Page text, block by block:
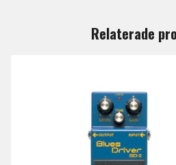
Mxr
Relaterade